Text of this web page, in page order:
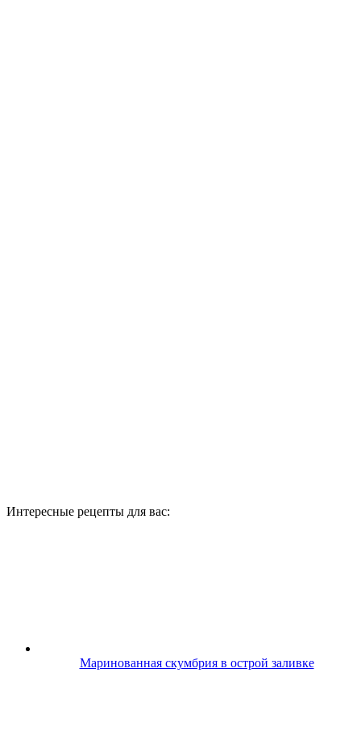
Интересные рецепты для вас:
Маринованная скумбрия в острой заливке